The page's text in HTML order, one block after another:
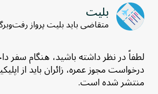
بلیت
متقاضی باید بلیت پرواز
لطفاً در نظر داشته باشید، هنگام سفر
منتشر شده است.